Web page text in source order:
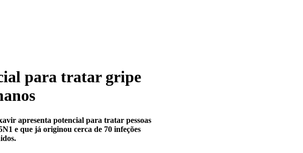
para tratar gripe
apresenta potencial para tratar pessoas
e que já originou cerca de 70 infeções